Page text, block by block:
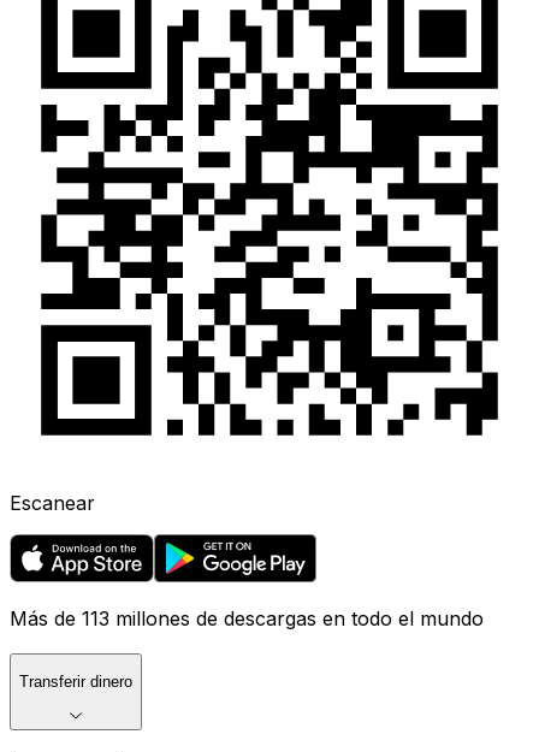
Escanear
Más de 113 millones de descargas en todo el mundo
Transferir dinero